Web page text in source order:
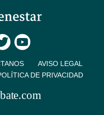
AVISO LEGAL
DE PRIVACIDAD